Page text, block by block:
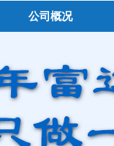
公司概况